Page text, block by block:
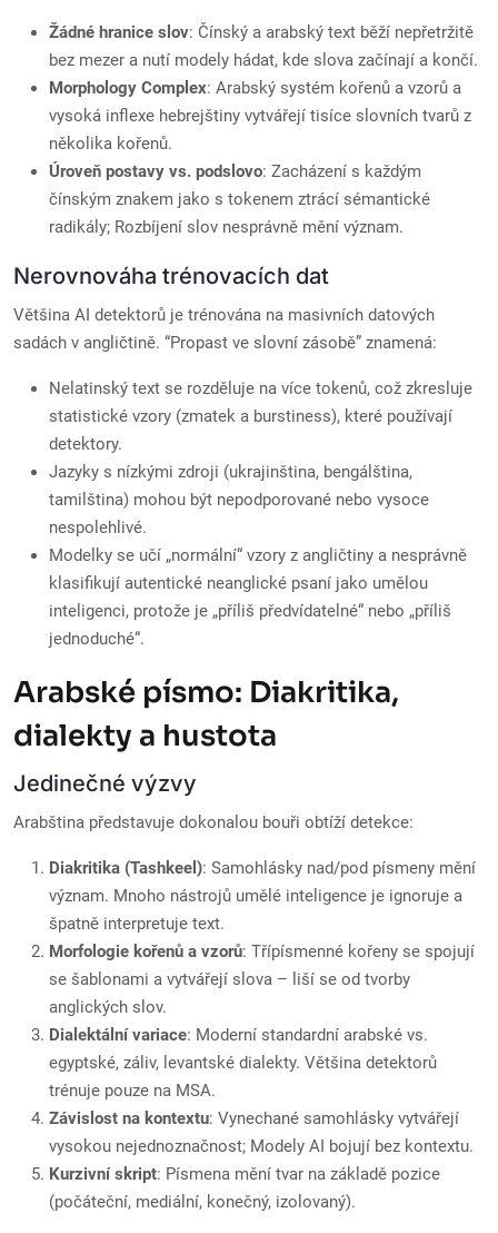
Žádné hranice slov: Čínský a arabský text běží nepřetržitě
bez mezer a nutí modely hádat, kde slova začínají a končí.
Morphology Complex: Arabský systém kořenů a vzorů a
vysoká inflexe hebrejštiny vytvářejí tisíce slovních tvarů z
několika kořenů.
Úroveň postavy vs. podslovo: Zacházení s každým
čínským znakem jako s tokenem ztrácí sémantické
radikály; Rozbíjení slov nesprávně mění význam.
Nerovnováha trénovacích dat
Většina AI detektorů je trénována na masivních datových
sadách v angličtině. “Propast ve slovní zásobě” znamená:
Nelatinský text se rozděluje na více tokenů, což zkresluje
statistické vzory (zmatek a burstiness), které používají
detektory.
Jazyky s nízkými zdroji (ukrajinština, bengálština,
tamilština) mohou být nepodporované nebo vysoce
nespolehlivé.
Modelky se učí „normální“ vzory z angličtiny a nesprávně
klasifikují autentické neanglické psaní jako umělou
inteligenci, protože je „příliš předvídatelné“ nebo „příliš
jednoduché“.
Arabské písmo: Diakritika,
dialekty a hustota
Jedinečné výzvy
Arabština představuje dokonalou bouři obtíží detekce:
Diakritika (Tashkeel): Samohlásky nad/pod písmeny mění
význam. Mnoho nástrojů umělé inteligence je ignoruje a
špatně interpretuje text.
Morfologie kořenů a vzorů: Třípísmenné kořeny se spojují
se šablonami a vytvářejí slova – liší se od tvorby
anglických slov.
Dialektální variace: Moderní standardní arabské vs.
egyptské, záliv, levantské dialekty. Většina detektorů
trénuje pouze na MSA.
Závislost na kontextu: Vynechané samohlásky vytvářejí
vysokou nejednoznačnost; Modely AI bojují bez kontextu.
Kurzivní skript: Písmena mění tvar na základě pozice
(počáteční, mediální, konečný, izolovaný).